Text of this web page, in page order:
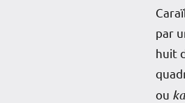
par
huit
ou